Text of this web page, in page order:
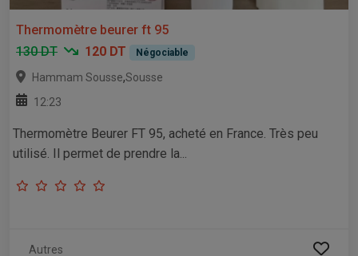
Thermomètre beurer ft 95
130 DT
120 DT Négociable
Hammam Sousse,Sousse
12:23
Thermomètre Beurer FT 95, acheté en France. Très peu
utilisé. Il permet de prendre la...
Autres